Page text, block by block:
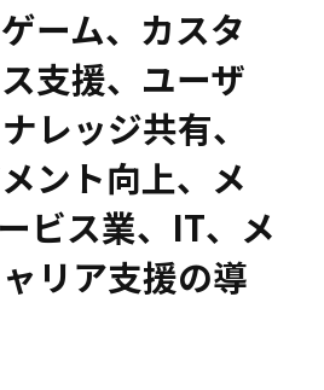
ーム、カスタ
支援、ユーザ
レッジ共有、
ント向上、メ
ビス業、IT、メ
リア支援の導